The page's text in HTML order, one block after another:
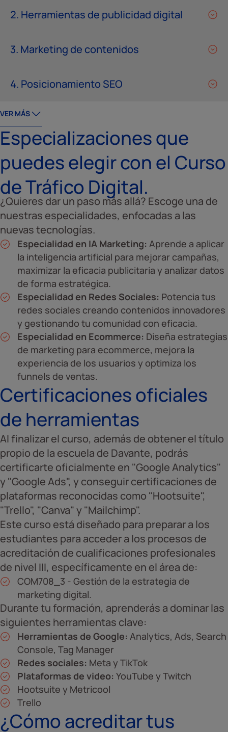
2. Herramientas de publicidad digital
3. Marketing de contenidos
4. Posicionamiento SEO
VER MÁS
Especializaciones que
puedes elegir con el Curso
de Tráfico Digital.
¿Quieres dar un paso más allá? Escoge una de
nuestras especialidades, enfocadas a las
nuevas tecnologías.
Especialidad en IA Marketing: Aprende a aplicar
la inteligencia artificial para mejorar campañas,
maximizar la eficacia publicitaria y analizar datos
de forma estratégica.
Especialidad en Redes Sociales: Potencia tus
redes sociales creando contenidos innovadores
y gestionando tu comunidad con eficacia.
Especialidad en Ecommerce: Diseña estrategias
de marketing para ecommerce, mejora la
experiencia de los usuarios y optimiza los
funnels de ventas.
Certificaciones oficiales
de herramientas
Al finalizar el curso, además de obtener el título
propio de la escuela de Davante, podrás
certificarte oficialmente en "Google Analytics"
y "Google Ads", y conseguir certificaciones de
plataformas reconocidas como "Hootsuite",
"Trello", "Canva" y "Mailchimp".
Este curso está diseñado para preparar a los
estudiantes para acceder a los procesos de
acreditación de cualificaciones profesionales
de nivel III, específicamente en el área de:
COM708_3 - Gestión de la estrategia de
marketing digital.
Durante tu formación, aprenderás a dominar las
siguientes herramientas clave:
Herramientas de Google: Analytics, Ads, Search
Console, Tag Manager
Redes sociales: Meta y TikTok
Plataformas de video: YouTube y Twitch
Hootsuite y Metricool
Trello
¿Cómo acreditar tus